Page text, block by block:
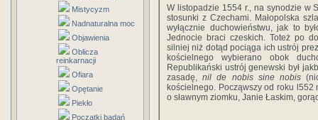
Mistycyzm
Nadnaturalna moc
Objawienia
Oblicza
reinkarnacji
Ofiara
Opętanie
Piekło
Początki badań
W listopadzie 1554 r., na synodzie w
stosunki z Czechami. Małopolska
wyłącznie duchowieństwu, jak to
Jednocie braci czeskich. Toteż po
silniej niż dotąd pociąga ich ustrój
kościelnego wybierano obok
Republikański ustrój genewski był
zasadę,nil de nobis sine nobis
kościelnego. Począwszy od roku l552
o sławnym ziomku, Janie Łaskim,